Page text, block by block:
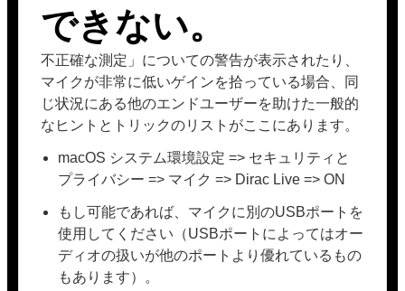
できない。
不正確な測定」についての警告が表示されたり、
マイクが非常に低いゲインを拾っている場合、同
じ状況にある他のエンドユーザーを助けた一般的
なヒントとトリックのリストがここにあります。
macOS システム環境設定 => セキュリティと
プライバシー => マイク => Dirac Live => ON
もし可能であれば、マイクに別のUSBポートを
使用してください（USBポートによってはオー
ディオの扱いが他のポートより優れているもの
もあります）。